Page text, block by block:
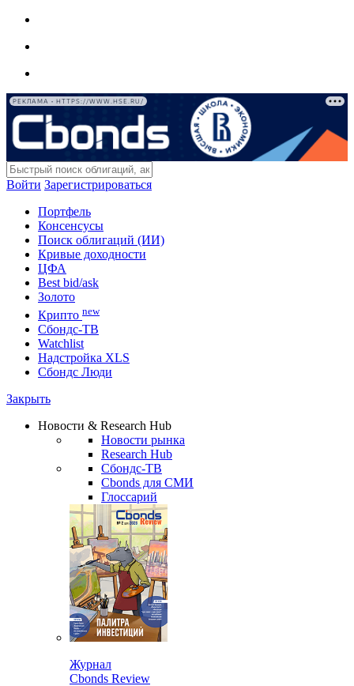
РЕКЛАМА • HTTPS://WWW.HSE.RU/
Войти Зарегистрироваться
Портфель
Консенсусы
Поиск облигаций (ИИ)
Кривые доходности
ЦФА
Best bid/ask
Золото
Крипто new
Сбондс-ТВ
Watchlist
Надстройка XLS
Сбондс Люди
Закрыть
Новости & Research Hub
Новости рынка
Research Hub
Сбондс-ТВ
Cbonds для СМИ
Глоссарий
Журнал
Cbonds Review